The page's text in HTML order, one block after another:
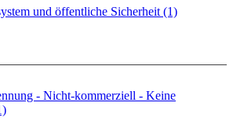
und öffentliche Sicherheit (1)
- Nicht-kommerziell - Keine